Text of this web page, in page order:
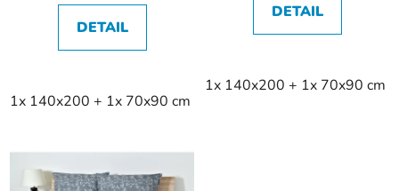
DETAIL
1x 140x200 + 1x 70x90 cm
DETAIL
1x 140x200 + 1x 70x90 cm